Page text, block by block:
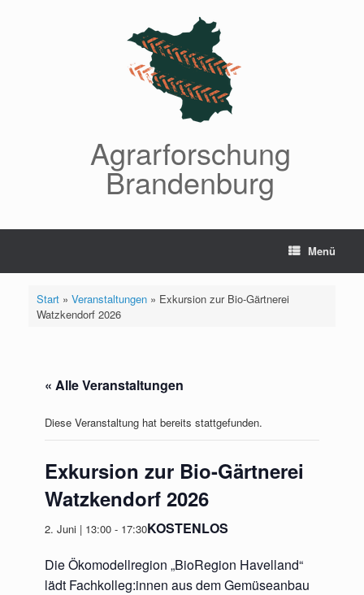
Agrarforschung
Brandenburg
Menü
Start» Veranstaltungen» Exkursion zur Bio-Gärtnerei
Watzkendorf 2026
« Alle Veranstaltungen
Diese Veranstaltung hat bereits stattgefunden.
Exkursion zur Bio-Gärtnerei
Watzkendorf 2026
2. Juni | 13:00 - 17:30KOSTENLOS
Die Ökomodellregion „BioRegion Havelland“
lädt Fachkolleg:innen aus dem Gemüseanbau